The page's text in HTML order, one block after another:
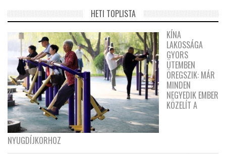
HETI TOPLISTA
KÍNA
LAKOSSÁGA
GYORS
ÜTEMBEN
ÖREGSZIK: MÁR
MINDEN
NEGYEDIK EMBER
KÖZELÍT A
NYUGDÍJKORHOZ